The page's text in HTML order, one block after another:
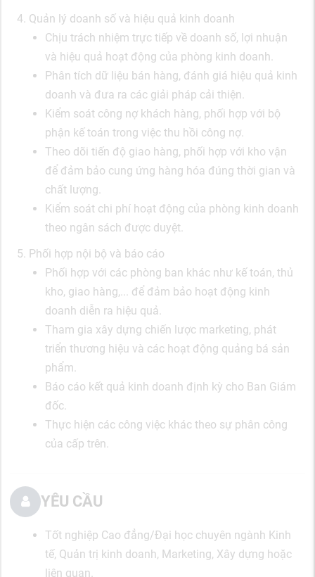
4. Quản lý doanh số và hiệu quả kinh doanh
Chịu trách nhiệm trực tiếp về doanh số, lợi nhuận
và hiệu quả hoạt động của phòng kinh doanh.
Phân tích dữ liệu bán hàng, đánh giá hiệu quả kinh
doanh và đưa ra các giải pháp cải thiện.
Kiểm soát công nợ khách hàng, phối hợp với bộ
phận kế toán trong việc thu hồi công nợ.
Theo dõi tiến độ giao hàng, phối hợp với kho vận
để đảm bảo cung ứng hàng hóa đúng thời gian và
chất lượng.
Kiểm soát chi phí hoạt động của phòng kinh doanh
theo ngân sách được duyệt.
5. Phối hợp nội bộ và báo cáo
Phối hợp với các phòng ban khác như kế toán, thủ
kho, giao hàng,... để đảm bảo hoạt động kinh
doanh diễn ra hiệu quả.
Tham gia xây dựng chiến lược marketing, phát
triển thương hiệu và các hoạt động quảng bá sản
phẩm.
Báo cáo kết quả kinh doanh định kỳ cho Ban Giám
đốc.
Thực hiện các công việc khác theo sự phân công
của cấp trên.
YÊU CẦU
Tốt nghiệp Cao đẳng/Đại học chuyên ngành Kinh
tế, Quản trị kinh doanh, Marketing, Xây dựng hoặc
liên quan.